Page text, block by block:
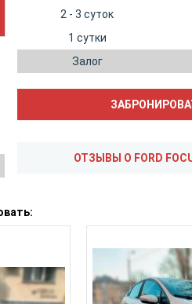
2 - 3 суток
1 сутки
Залог
ОТЗЫВЫ О FORD